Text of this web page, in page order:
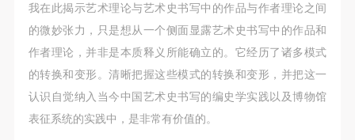
我在此揭示艺术理论与艺术史书写中的作品与作者理论之间
的微妙张力，只是想从一个侧面显露艺术史书写中的作品和
作者理论，并非是本质释义所能确立的。它经历了诸多模式
的转换和变形。清晰把握这些模式的转换和变形，并把这一
认识自觉纳入当今中国艺术史书写的编史学实践以及博物馆
表征系统的实践中，是非常有价值的。
民法通则》以及 最高人民法院关于贯彻执行 《中华
人民共和国民法通则》若干问题的意见（试行）>的
有关规定，为明确肖像许可方（甲方）和使用方（乙
方）的权利义务关系，经双方友好协商，甲乙双方就
带有甲方肖像的作品的使用达成如下一致协议：
一、 一般约定
民法通则》以及 最高人民法院关于贯彻执行 《中华
人民共和国民法通则》若干问题的意见（试行）>的
有关规定，为明确肖像许可方（甲方）和使用方（乙
方）的权利义务关系，经双方友好协商，甲乙双方就
带有甲方肖像的作品的使用达成如下一致协议：
一、 一般约定
民法通则》以及 最高人民法院关于贯彻执行 《中华
人民共和国民法通则》若干问题的意见（试行）>的
有关规定，为明确肖像许可方（甲方）和使用方（乙
方）的权利义务关系，经双方友好协商，甲乙双方就
带有甲方肖像的作品的使用达成如下一致协议：
一、 一般约定